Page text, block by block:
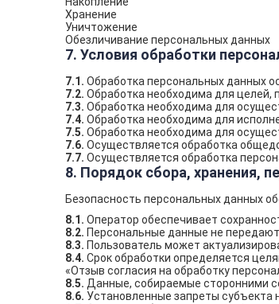
Хранение
Уничтожение
Обезличивание персональных данных
7. Условия обработки
7.1. Обработка персональных данных
7.2. Обработка необходима для целей,
7.3. Обработка необходима для
7.4. Обработка необходима для
7.5. Обработка необходима для
7.6. Осуществляется обработка
7.7. Осуществляется обработка
8. Порядок сбора, хранения,
Безопасность персональных данных
8.1. Оператор обеспечивает
8.2. Персональные данные не
8.3. Пользователь может
8.4. Срок обработки определяется
«Отзыв согласия на обработку
8.5. Данные, собираемые сторонними
8.6. Установленные запреты субъекта